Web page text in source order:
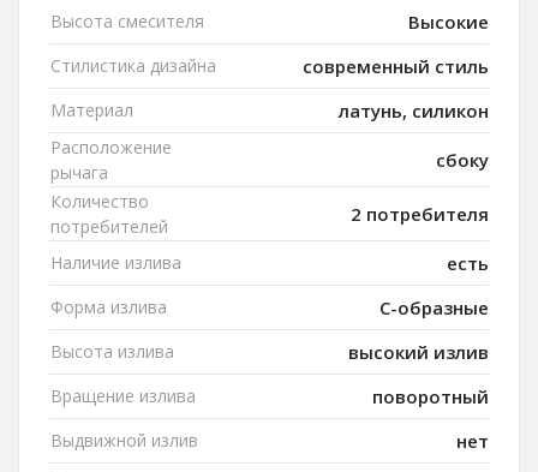
Высота смесителя Высокие
Стилистика дизайна современный стиль
Материал латунь, силикон
Расположение
рычага
сбоку
Количество
потребителей
2 потребителя
Наличие излива есть
Форма излива C-образные
Высота излива высокий излив
Вращение излива поворотный
Выдвижной излив нет